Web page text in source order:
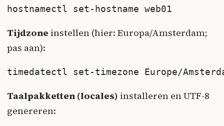
hostnamectl set-hostname web01
Tijdzone instellen (hier: Europa/Amsterdam;
pas aan):
timedatectl set-timezone Europe/
Taalpakketten (locales) installeren en UTF-8
genereren: